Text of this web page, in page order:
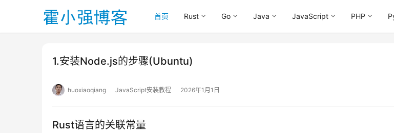
首页 Rust Go Java JavaScript PHP
1.安装Node.js的步骤(Ubuntu)
huoxiaoqiang JavaScript安装教程 2026年1月1日
Rust语言的关联常量